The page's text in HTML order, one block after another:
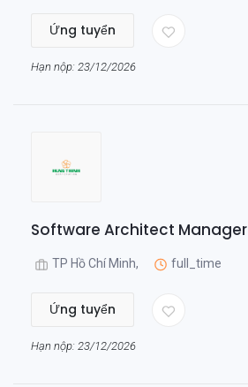
Ứng tuyển
Hạn nộp: 23/12/2026
Software Architect Manager
TP Hồ Chí Minh, full_time
Ứng tuyển
Hạn nộp: 23/12/2026